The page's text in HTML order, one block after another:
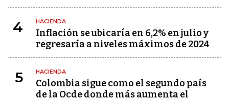
4 HACIENDA
Inflación se ubicaría en 6,2% en julio y
regresaría a niveles máximos de 2024
5 HACIENDA
Colombia sigue como el segundo país
de la Ocde donde más aumenta el